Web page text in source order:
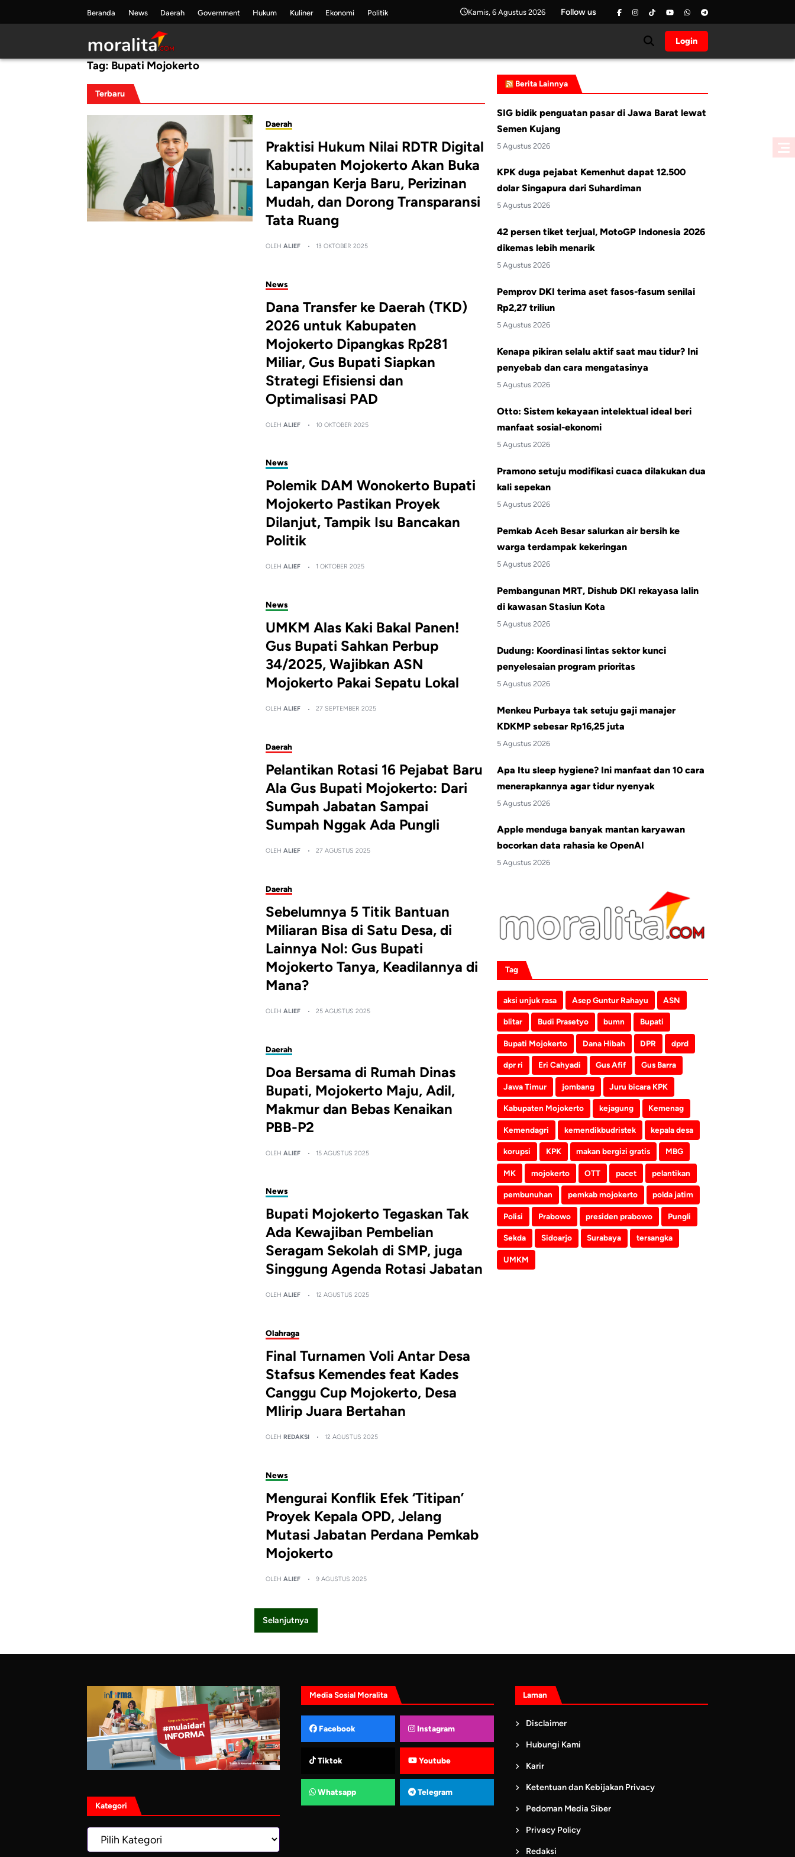
to
Beranda News Daerah Government Hukum Kuliner Ekonomi Politik Kamis, 6 Agustus 2026 Follow us
Login
Tag:Bupati Mojokerto
Terbaru
Daerah
Praktisi Hukum Nilai RDTR Digital
Kabupaten Mojokerto Akan Buka
Lapangan Kerja Baru, Perizinan
Mudah, dan Dorong Transparansi
Tata Ruang
OLEH ALIEF 13 OKTOBER 2025
News
Dana Transfer ke Daerah (TKD)
2026 untuk Kabupaten
Mojokerto Dipangkas Rp281
Miliar, Gus Bupati Siapkan
Strategi Efisiensi dan
Optimalisasi PAD
OLEH ALIEF 10 OKTOBER 2025
News
Polemik DAM Wonokerto Bupati
Mojokerto Pastikan Proyek
Dilanjut, Tampik Isu Bancakan
Politik
OLEH ALIEF 1 OKTOBER 2025
News
UMKM Alas Kaki Bakal Panen!
Gus Bupati Sahkan Perbup
34/2025, Wajibkan ASN
Mojokerto Pakai Sepatu Lokal
OLEH ALIEF 27 SEPTEMBER 2025
Daerah
Pelantikan Rotasi 16 Pejabat Baru
Ala Gus Bupati Mojokerto: Dari
Sumpah Jabatan Sampai
Sumpah Nggak Ada Pungli
OLEH ALIEF 27 AGUSTUS 2025
Daerah
Sebelumnya 5 Titik Bantuan
Miliaran Bisa di Satu Desa, di
Lainnya Nol: Gus Bupati
Mojokerto Tanya, Keadilannya di
Mana?
OLEH ALIEF 25 AGUSTUS 2025
Daerah
Doa Bersama di Rumah Dinas
Bupati, Mojokerto Maju, Adil,
Makmur dan Bebas Kenaikan
PBB-P2
OLEH ALIEF 15 AGUSTUS 2025
News
Bupati Mojokerto Tegaskan Tak
Ada Kewajiban Pembelian
Seragam Sekolah di SMP, juga
Singgung Agenda Rotasi Jabatan
OLEH ALIEF 12 AGUSTUS 2025
Olahraga
Final Turnamen Voli Antar Desa
Stafsus Kemendes feat Kades
Canggu Cup Mojokerto, Desa
Mlirip Juara Bertahan
OLEH REDAKSI 12 AGUSTUS 2025
News
Mengurai Konflik Efek ‘Titipan’
Proyek Kepala OPD, Jelang
Mutasi Jabatan Perdana Pemkab
Mojokerto
OLEH ALIEF 9 AGUSTUS 2025
Selanjutnya
Berita Lainnya
SIG bidik penguatan pasar di Jawa Barat lewat
Semen Kujang
5 Agustus 2026
KPK duga pejabat Kemenhut dapat 12.500
dolar Singapura dari Suhardiman
5 Agustus 2026
42 persen tiket terjual, MotoGP Indonesia 2026
dikemas lebih menarik
5 Agustus 2026
Pemprov DKI terima aset fasos-fasum senilai
Rp2,27 triliun
5 Agustus 2026
Kenapa pikiran selalu aktif saat mau tidur? Ini
penyebab dan cara mengatasinya
5 Agustus 2026
Otto: Sistem kekayaan intelektual ideal beri
manfaat sosial-ekonomi
5 Agustus 2026
Pramono setuju modifikasi cuaca dilakukan dua
kali sepekan
5 Agustus 2026
Pemkab Aceh Besar salurkan air bersih ke
warga terdampak kekeringan
5 Agustus 2026
Pembangunan MRT, Dishub DKI rekayasa lalin
di kawasan Stasiun Kota
5 Agustus 2026
Dudung: Koordinasi lintas sektor kunci
penyelesaian program prioritas
5 Agustus 2026
Menkeu Purbaya tak setuju gaji manajer
KDKMP sebesar Rp16,25 juta
5 Agustus 2026
Apa Itu sleep hygiene? Ini manfaat dan 10 cara
menerapkannya agar tidur nyenyak
5 Agustus 2026
Apple menduga banyak mantan karyawan
bocorkan data rahasia ke OpenAI
5 Agustus 2026
Tag
aksi unjuk rasa Asep Guntur Rahayu ASN
blitar Budi Prasetyo bumn Bupati
Bupati Mojokerto Dana Hibah DPR dprd
dpr ri Eri Cahyadi Gus Afif Gus Barra
Jawa Timur jombang Juru bicara KPK
Kabupaten Mojokerto kejagung Kemenag
Kemendagri kemendikbudristek kepala desa
korupsi KPK makan bergizi gratis MBG
MK mojokerto OTT pacet pelantikan
pembunuhan pemkab mojokerto polda jatim
Polisi Prabowo presiden prabowo Pungli
Sekda Sidoarjo Surabaya tersangka
UMKM
Kategori
Kategori
Media Sosial Moralita
Facebook Instagram
Tiktok Youtube
Whatsapp Telegram
Laman
Disclaimer
Hubungi Kami
Karir
Ketentuan dan Kebijakan Privacy
Pedoman Media Siber
Privacy Policy
Redaksi